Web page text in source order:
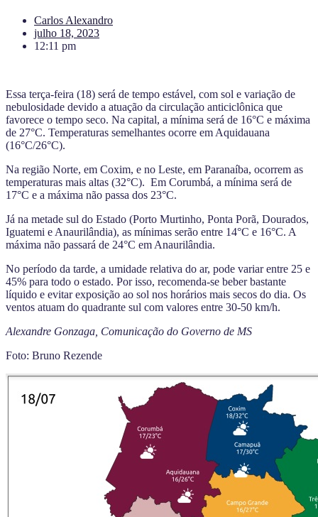
Carlos Alexandro
julho 18, 2023
12:11 pm
Essa terça-feira (18) será de tempo estável, com sol e variação de
nebulosidade devido a atuação da circulação anticiclônica que
favorece o tempo seco. Na capital, a mínima será de 16°C e máxima
de 27°C. Temperaturas semelhantes ocorre em Aquidauana
(16°C/26°C).
Na região Norte, em Coxim, e no Leste, em Paranaíba, ocorrem as
temperaturas mais altas (32°C). Em Corumbá, a mínima será de
17°C e a máxima não passa dos 23°C.
Já na metade sul do Estado (Porto Murtinho, Ponta Porã, Dourados,
Iguatemi e Anaurilândia), as mínimas serão entre 14°C e 16°C. A
máxima não passará de 24°C em Anaurilândia.
No período da tarde, a umidade relativa do ar, pode variar entre 25 e
45% para todo o estado. Por isso, recomenda-se beber bastante
líquido e evitar exposição ao sol nos horários mais secos do dia. Os
ventos atuam do quadrante sul com valores entre 30-50 km/h.
Alexandre Gonzaga, Comunicação do Governo de MS
Foto: Bruno Rezende